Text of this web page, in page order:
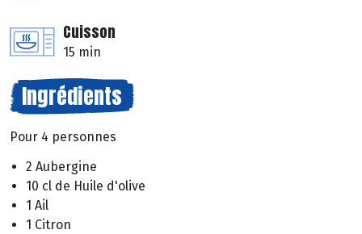
Cuisson
15 min
Ingrédients
Pour 4 personnes
2 Aubergine
10 cl de Huile d'olive
1 Ail
1 Citron